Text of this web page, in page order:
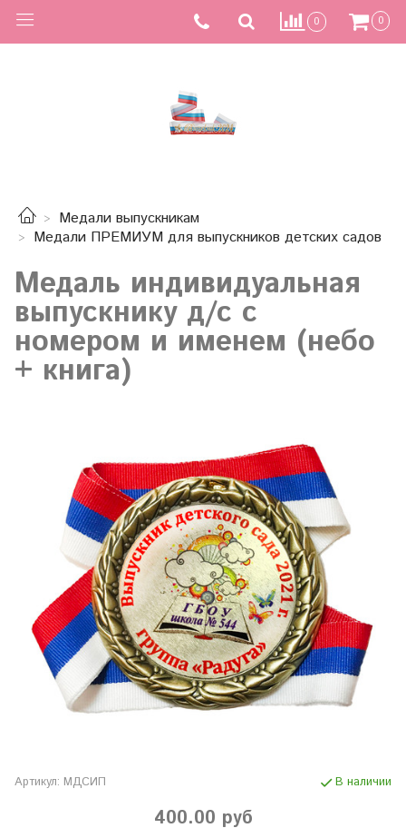
0 0
Медали выпускникам
Медали ПРЕМИУМ для выпускников детских садов
Медаль индивидуальная
выпускнику д/с с
номером и именем (небо
+ книга)
Артикул: МДСИП В наличии
400.00 руб